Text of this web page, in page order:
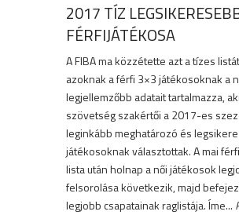
2017 TÍZ
FÉRFIJÁTÉKOSA
A FIBA ma közzétette azt a tízes
azoknak a férfi 3×3 játékosoknak a
legjellemzőbb adatait tartalmazza,
szövetség szakértői a 2017-es
leginkább meghatározó és
játékosoknak választottak. A mai
lista után holnap a női játékosok
felsorolása következik, majd
legjobb csapatainak raglistája. Íme...